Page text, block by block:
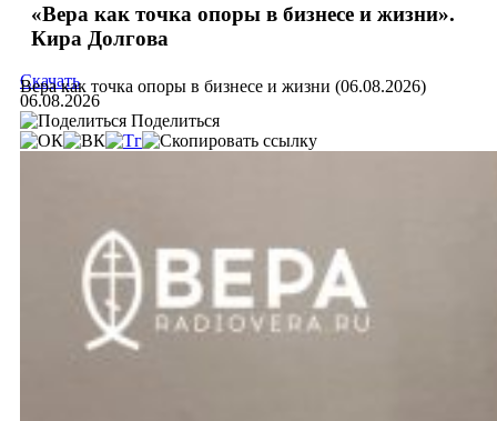
«Вера как точка опоры в бизнесе и жизни».
Кира Долгова
Вера как точка опоры в бизнесе и жизни (06.08.2026)
Скачать
06.08.2026
Поделиться